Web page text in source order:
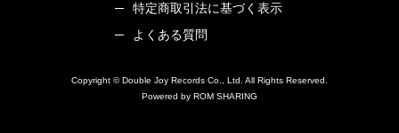
特定商取引法に基づく表示
よくある質問
Copyright © Double Joy Records Co., Ltd. All Rights Reserved.
Powered by ROM SHARING